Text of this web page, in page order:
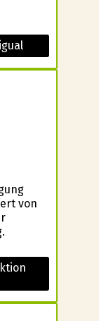
von